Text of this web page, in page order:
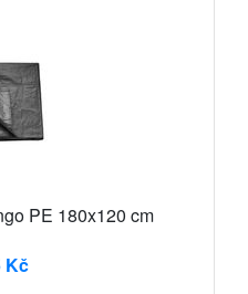
PE 180x120 cm
Kč